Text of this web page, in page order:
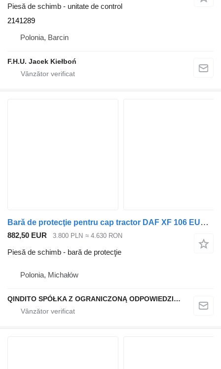
Piesă de schimb - unitate de control
2141289
Polonia, Barcin
F.H.U. Jacek Kiełboń
Bară de protecţie pentru cap tractor DAF XF 106 EURO 6
882,50 EUR 3.800 PLN ≈ 4.630 RON
Piesă de schimb - bară de protecţie
Polonia, Michałów
QINDITO SPÓŁKA Z OGRANICZONĄ ODPOWIEDZIALNOŚCIĄ